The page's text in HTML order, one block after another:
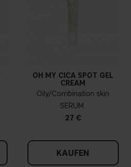
OH MY CICA SPOT GEL
CREAM
Oily/Combination skin
SERUM
27 €
KAUFEN